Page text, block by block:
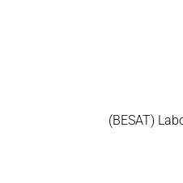
(BESAT)